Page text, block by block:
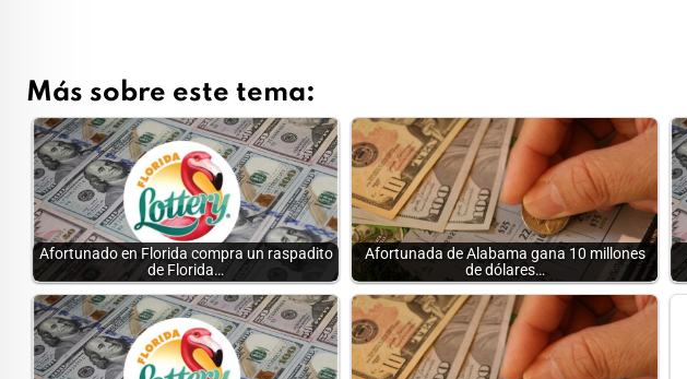
Más sobre este tema:
Afortunado en Florida compra un raspadito
de Florida…
Afortunada de Alabama gana 10 millones
de dólares…